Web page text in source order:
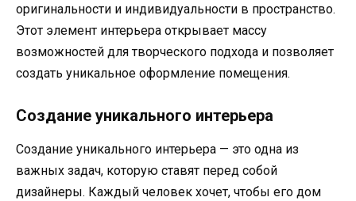
оригинальности и индивидуальности в пространство.
Этот элемент интерьера открывает массу
возможностей для творческого подхода и позволяет
создать уникальное оформление помещения.
Создание уникального интерьера
Создание уникального интерьера — это одна из
важных задач, которую ставят перед собой
дизайнеры. Каждый человек хочет, чтобы его дом